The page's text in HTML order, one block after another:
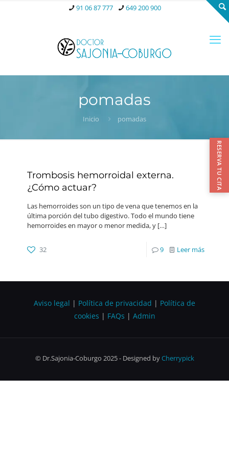
91 06 87 777 649 200 900
pomadas
Inicio pomadas
Trombosis hemorroidal externa.
¿Cómo actuar?
Las hemorroides son un tipo de vena que tenemos en la
última porción del tubo digestivo. Todo el mundo tiene
hemorroides en mayor o menor medida, y […]
32 9 Leer más
Aviso legal | Política de privacidad | Política de
cookies | FAQs | Admin
© Dr.Sajonia-Coburgo 2025 - Designed byCherrypick
RESERVA TU CITA